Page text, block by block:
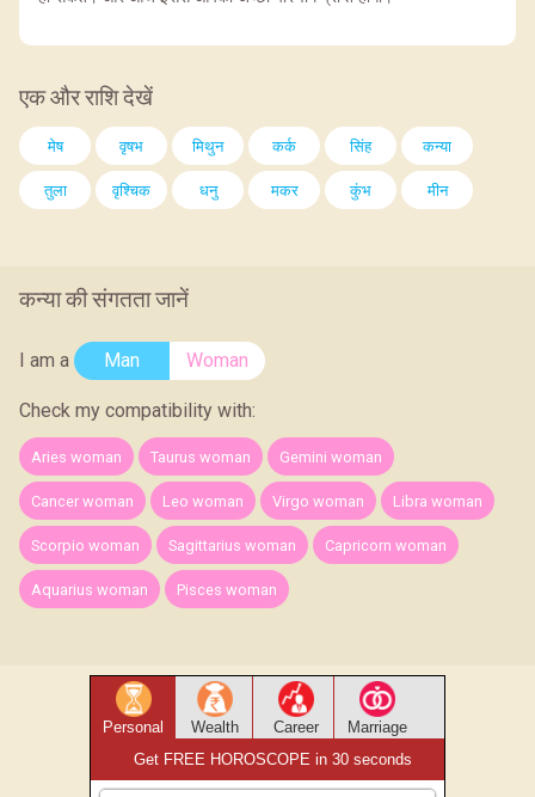
एक और राशि देखें
मेष वृषभ मिथुन कर्क सिंह कन्या
तुला वृश्चिक धनु मकर कुंभ मीन
कन्या की संगतता जानें
I am a Man Woman
Check my compatibility with:
Aries woman Taurus woman Gemini woman
Cancer woman Leo woman Virgo woman Libra woman
Scorpio woman Sagittarius woman Capricorn woman
Aquarius woman Pisces woman
Personal Wealth Career Marriage
Get FREE HOROSCOPE in 30 seconds